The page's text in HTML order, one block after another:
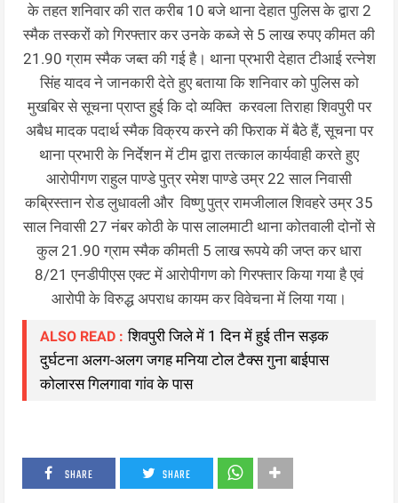
के तहत शनिवार की रात करीब 10 बजे थाना देहात पुलिस के द्वारा 2
स्मैक तस्करों को गिरफ्तार कर उनके कब्जे से 5 लाख रुपए कीमत की
21.90 ग्राम स्मैक जब्त की गई है। थाना प्रभारी देहात टीआई रत्नेश
सिंह यादव ने जानकारी देते हुए बताया कि शनिवार को पुलिस को
मुखबिर से सूचना प्राप्त हुई कि दो व्यक्ति करवला तिराहा शिवपुरी पर
अबैध मादक पदार्थ स्मैक विक्रय करने की फिराक में बैठे हैं, सूचना पर
थाना प्रभारी के निर्देशन में टीम द्वारा तत्काल कार्यवाही करते हुए
आरोपीगण राहुल पाण्डे पुत्र रमेश पाण्डे उम्र 22 साल निवासी
कब्रिस्तान रोड लुधावली और विष्णु पुत्र रामजीलाल शिवहरे उम्र 35
साल निवासी 27 नंबर कोठी के पास लालमाटी थाना कोतवाली दोनों से
कुल 21.90 ग्राम स्मैक कीमती 5 लाख रूपये की जप्त कर धारा
8/21 एनडीपीएस एक्ट में आरोपीगण को गिरफ्तार किया गया है एवं
आरोपी के विरुद्ध अपराध कायम कर विवेचना में लिया गया।
ALSO READ : शिवपुरी जिले में 1 दिन में हुई तीन सड़क
दुर्घटना अलग-अलग जगह मनिया टोल टैक्स गुना बाईपास
कोलारस गिलगावा गांव के पास
SHARE SHARE